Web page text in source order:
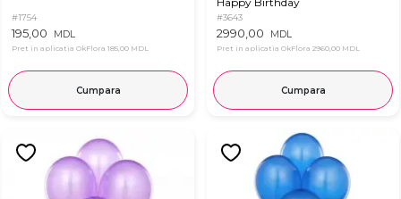
#1754
195,00 MDL
Pret in aplicatia OkFlora 185,00 MDL
Cumpara
#3643
2990,00 MDL
Pret in aplicatia OkFlora 2960,00 MDL
Cumpara